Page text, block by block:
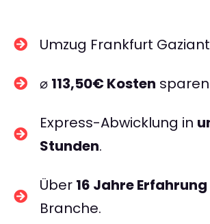
Umzug Frankfurt
⌀ 113,50€ Kosten
Express-Abwicklung in
Stunden.
Über 16 Jahre Erfahrung
Branche.